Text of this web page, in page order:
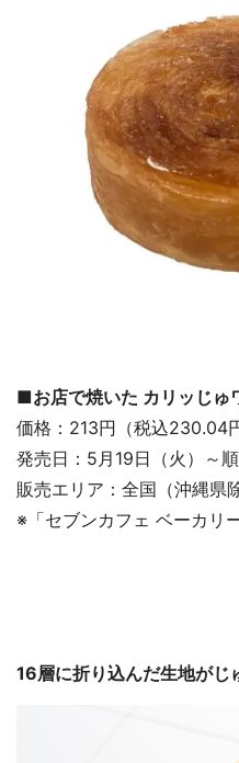
■お店で焼いた カリッじゅ
価格：213円（税込230.04円
発売日：5月19日（火）～
販売エリア：全国（沖縄県
※「セブンカフェ ベーカリ
16層に折り込んだ生地がじ